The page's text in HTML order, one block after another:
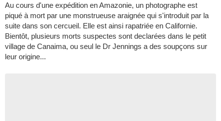
Au cours d'une expédition en Amazonie, un photographe est
piqué à mort par une monstrueuse araignée qui s'introduit par la
suite dans son cercueil. Elle est ainsi rapatriée en Californie.
Bientôt, plusieurs morts suspectes sont declarées dans le petit
village de Canaima, ou seul le Dr Jennings a des soupçons sur
leur origine...